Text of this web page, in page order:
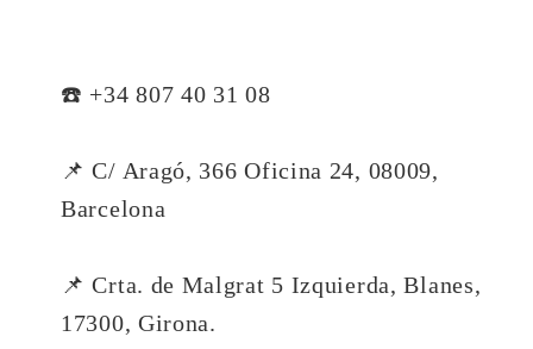
☎️ +34 807 40 31 08
📌 C/ Aragó, 366 Oficina 24, 08009,
Barcelona
📌 Crta. de Malgrat 5 Izquierda, Blanes,
17300, Girona.